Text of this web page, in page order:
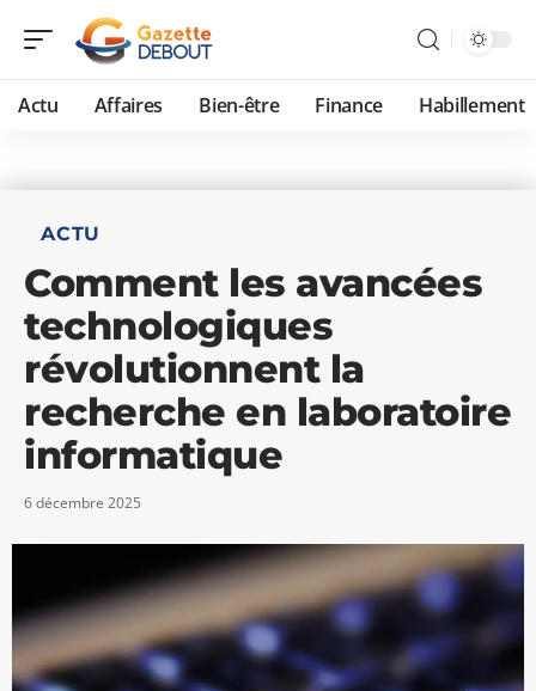
Actu Affaires Bien-être Finance Habillement
ACTU
Comment les avancées
technologiques
révolutionnent la
recherche en laboratoire
informatique
6 décembre 2025